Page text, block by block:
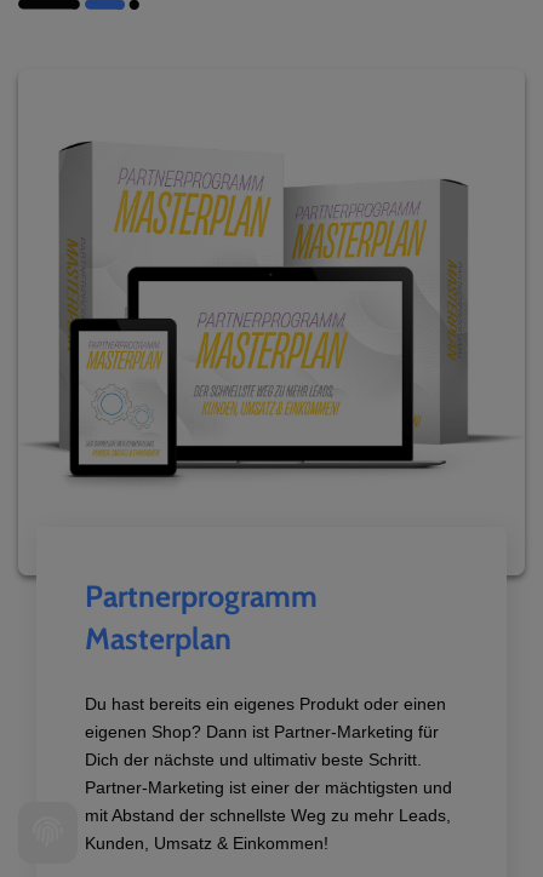
Partnerprogramm
Masterplan
Du hast bereits ein eigenes Produkt oder einen
eigenen Shop? Dann ist Partner-Marketing für
Dich der nächste und ultimativ beste Schritt.
Partner-Marketing ist einer der mächtigsten und
mit Abstand der schnellste Weg zu mehr Leads,
Kunden, Umsatz & Einkommen!